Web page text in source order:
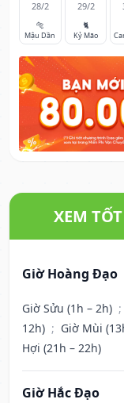
28/2
🐅
Mậu Dần
29/2
🐈
Kỷ Mão
XEM
Giờ Hoàng Đạo
Giờ Sửu (1h – 2h) ;
12h) ; Giờ Mùi
Hợi (21h – 22h)
Giờ Hắc Đạo